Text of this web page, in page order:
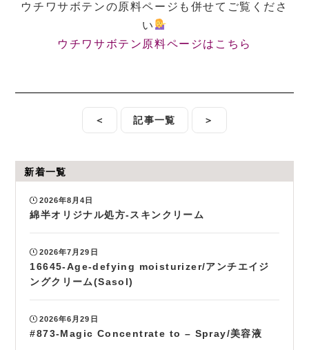
ウチワサボテンの原料ページも併せてご覧くださ
い
ウチワサボテン原料ページはこちら
＜ 記事一覧 ＞
新着一覧
2026年8月4日
綿半オリジナル処方-スキンクリーム
2026年7月29日
16645-Age-defying moisturizer/アンチエイジ
ングクリーム(Sasol)
2026年6月29日
#873-Magic Concentrate to – Spray/美容液